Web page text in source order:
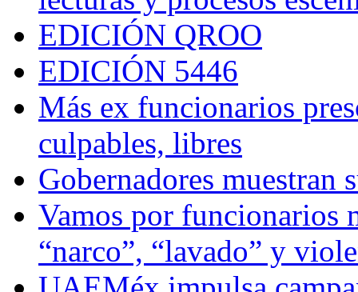
EDICIÓN QROO
EDICIÓN 5446
Más ex funcionarios
culpables, libres
Gobernadores muestran
Vamos por funcionarios
“narco”, “lavado” y